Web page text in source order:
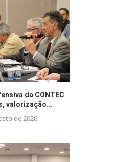
da CONTEC
valorização...
de 2026